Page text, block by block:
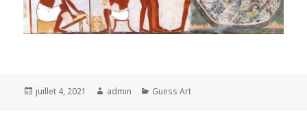
Posted
juillet 4, 2021 Author
admin Categories
Guess Art